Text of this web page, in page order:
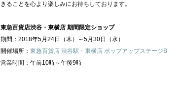
きることを心より楽しみにお待ちしております。
東急百貨店渋谷・東横店 期間限定ショップ
期間：2018年5月24日（木）～5月30日（水）
開催場所： 東急百貨店 渋谷駅・東横店 ポップアップステージB
営業時間：午前10時～午後9時